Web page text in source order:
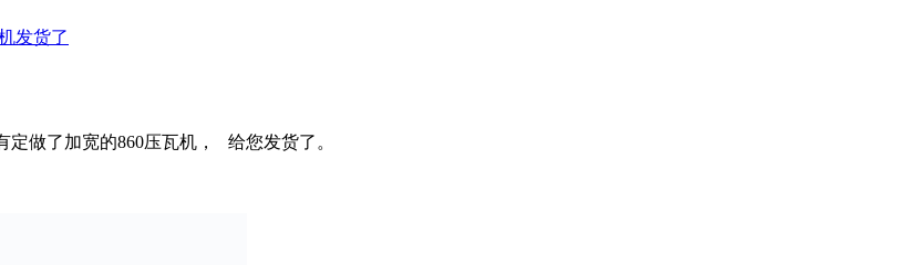
发货了
做了加宽的860压瓦机， 给您发货了。